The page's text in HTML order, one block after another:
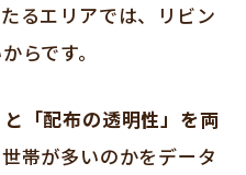
るエリアでは、リビン
らです。
「配布の透明性」を両
帯が多いのかをデータ